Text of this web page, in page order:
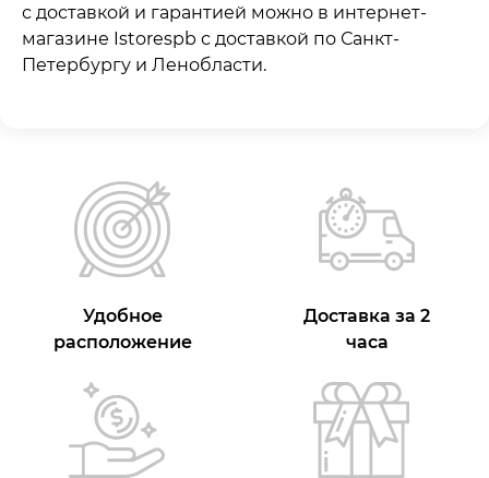
с доставкой и гарантией можно в интернет-
магазине Istorespb с доставкой по Санкт-
Петербургу и Ленобласти.
Удобное
расположение
Доставка за 2
часа